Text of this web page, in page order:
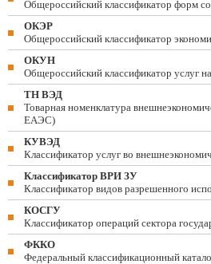
Общероссийский классификатор форм
ОКЭР
Общероссийский классификатор
ОКУН
Общероссийский классификатор услуг
ТН ВЭД
Товарная номенклатура
ЕАЭС)
КУВЭД
Классификатор услуг во
Классификатор ВРИ ЗУ
Классификатор видов разрешенного
КОСГУ
Классификатор операций сектора
ФККО
Федеральный классификационный